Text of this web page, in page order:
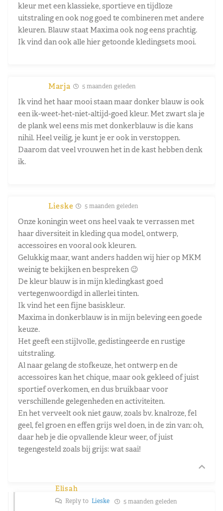
kleur met een klassieke, sportieve en tijdloze
uitstraling en ook nog goed te combineren met andere
kleuren. Blauw staat Maxima ook nog eens prachtig.
Ik vind dan ook alle hier getoonde kledingsets mooi.
Marja 5 maanden geleden
Ik vind het haar mooi staan maar donker blauw is ook
een ik-weet-het-niet-altijd-goed kleur. Met zwart sla je
de plank wel eens mis met donkerblauw is die kans
nihil. Heel veilig, je kunt je er ook in verstoppen.
Daarom dat veel vrouwen het in de kast hebben denk
ik.
Lieske 5 maanden geleden
Onze koningin weet ons heel vaak te verrassen met
haar diversiteit in kleding qua model, ontwerp,
accessoires en vooral ook kleuren.
Gelukkig maar, want anders hadden wij hier op MKM
weinig te bekijken en bespreken 😉
De kleur blauw is in mijn kledingkast goed
vertegenwoordigd in allerlei tinten.
Ik vind het een fijne basiskleur.
Maxima in donkerblauw is in mijn beleving een goede
keuze.
Het geeft een stijlvolle, gedistingeerde en rustige
uitstraling.
Al naar gelang de stofkeuze, het ontwerp en de
accessoires kan het chique, maar ook gekleed of juist
sportief overkomen, en dus bruikbaar voor
verschillende gelegenheden en activiteiten.
En het verveelt ook niet gauw, zoals bv. knalroze, fel
geel, fel groen en effen grijs wel doen, in de zin van: oh,
daar heb je die opvallende kleur weer, of juist
tegengesteld zoals bij grijs: wat saai!
Elisah
Reply to Lieske 5 maanden geleden